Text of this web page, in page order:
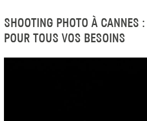
SHOOTING PHOTO À CANNES
POUR TOUS VOS BESOINS